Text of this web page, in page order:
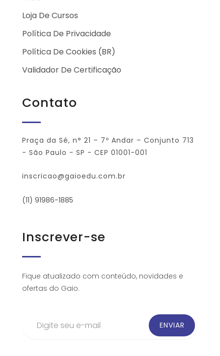
Loja De Cursos
Política De Privacidade
Política De Cookies (BR)
Validador De Certificação
Contato
Praça da Sé, n° 21 – 7º Andar – Conjunto 713
- São Paulo - SP - CEP 01001-001
inscricao@gaioedu.com.br
(11) 91986-1885
Inscrever-se
Fique atualizado com conteúdo, novidades e
ofertas do Gaio.